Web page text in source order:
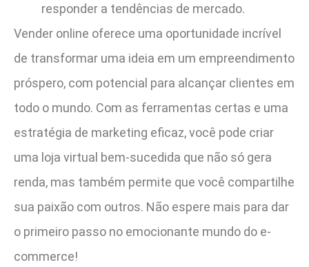
responder a tendências de mercado.
Vender online oferece uma oportunidade incrível
de transformar uma ideia em um empreendimento
próspero, com potencial para alcançar clientes em
todo o mundo. Com as ferramentas certas e uma
estratégia de marketing eficaz, você pode criar
uma loja virtual bem-sucedida que não só gera
renda, mas também permite que você compartilhe
sua paixão com outros. Não espere mais para dar
o primeiro passo no emocionante mundo do e-
commerce!